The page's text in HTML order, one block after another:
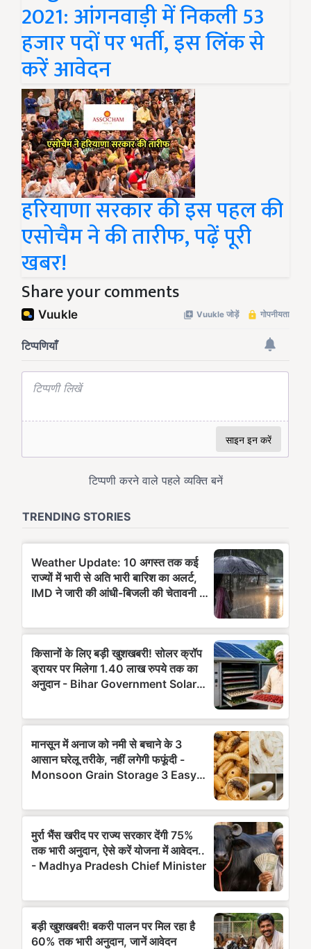
2021: आंगनवाड़ी में निकली 53
हजार पदों पर भर्ती, इस लिंक से
करें आवेदन
हरियाणा सरकार की इस पहल की
एसोचैम ने की तारीफ, पढ़ें पूरी
खबर!
Share your comments